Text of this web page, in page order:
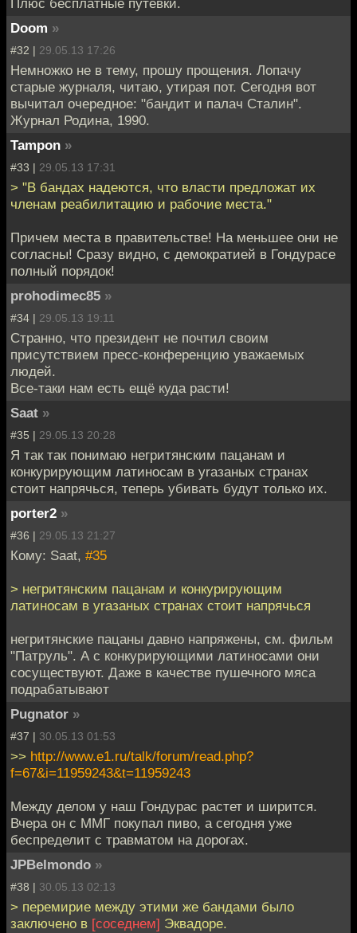
Doom »
#32 | 29.05.13 17:26
Немножко не в тему, прошу прощения. Лопачу
старые журналя, читаю, утирая пот. Сегодня вот
вычитал очередное: "бандит и палач Сталин".
Журнал Родина, 1990.
Tampon »
#33 | 29.05.13 17:31
> "В бандах надеются, что власти предложат их
членам реабилитацию и рабочие места."
Причем места в правительстве! На меньшее они не
согласны! Сразу видно, с демократией в Гондурасе
полный порядок!
prohodimec85 »
#34 | 29.05.13 19:11
Странно, что президент не почтил своим
присутствием пресс-конференцию уважаемых
людей.
Все-таки нам есть ещё куда расти!
Saat »
#35 | 29.05.13 20:28
Я так так понимаю негритянским пацанам и
конкурирующим латиносам в уrазаных странах
стоит напрячься, теперь убивать будут только их.
porter2 »
#36 | 29.05.13 21:27
Кому: Saat, #35
> негритянским пацанам и конкурирующим
латиносам в уrазаных странах стоит напрячься
негритянские пацаны давно напряжены, см. фильм
"Патруль". А с конкурирующими латиносами они
сосуществуют. Даже в качестве пушечного мяса
подрабатывают
Pugnator »
#37 | 30.05.13 01:53
>> http://www.e1.ru/talk/forum/read.php?
f=67&i=11959243&t=11959243
Между делом у наш Гондурас растет и ширится.
Вчера он с ММГ покупал пиво, а сегодня уже
беспределит с травматом на дорогах.
JPBelmondo »
#38 | 30.05.13 02:13
> перемирие между этими же бандами было
заключено в [соседнем] Эквадоре.